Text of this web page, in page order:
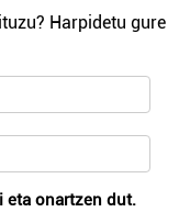
Harpidetu gure
eta onartzen dut.